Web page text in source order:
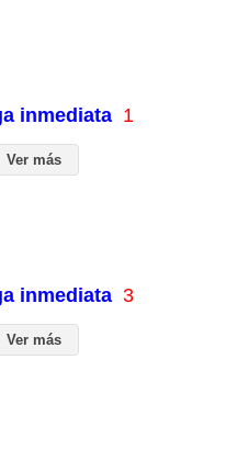
inmediata 1
Ver más
inmediata 3
Ver más